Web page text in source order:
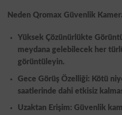
Neden Qromax Güvenlik
Yüksek Çözünürlükte
meydana gelebilecek her
görüntüleyin.
Gece Görüş Özelliği: Kötü
saatlerinde dahi etkisiz
Uzaktan Erişim: Güvenlik